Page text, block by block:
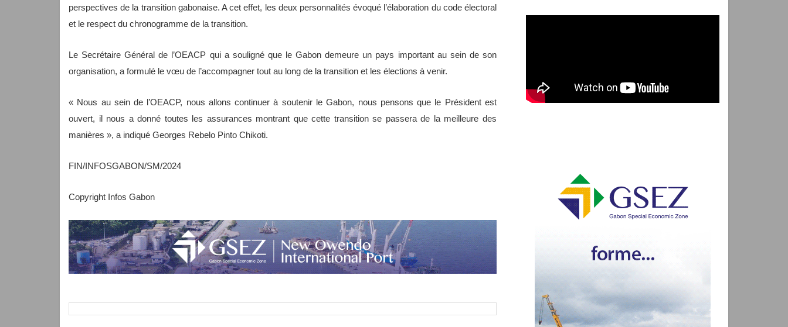
perspectives de la transition gabonaise. A cet effet, les deux personnalités évoqué l’élaboration du code électoral
et le respect du chronogramme de la transition.
Le Secrétaire Général de l’OEACP qui a souligné que le Gabon demeure un pays important au sein de son
organisation, a formulé le vœu de l’accompagner tout au long de la transition et les élections à venir.
« Nous au sein de l’OEACP, nous allons continuer à soutenir le Gabon, nous pensons que le Président est
ouvert, il nous a donné toutes les assurances montrant que cette transition se passera de la meilleure des
manières », a indiqué Georges Rebelo Pinto Chikoti.
FIN/INFOSGABON/SM/2024
Copyright Infos Gabon